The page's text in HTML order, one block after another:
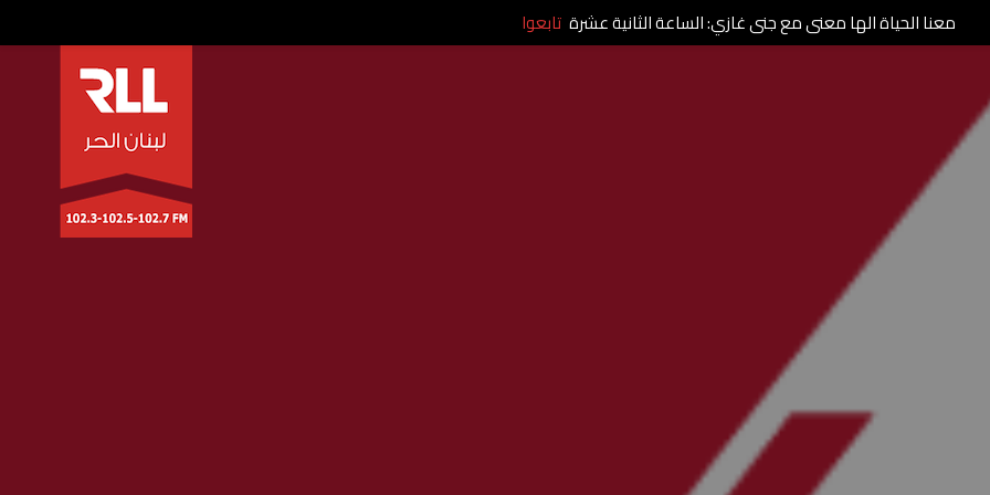
معنا الحياة الها معنى مع جنى غازي: الساعة الثانية عشرة تابعوا